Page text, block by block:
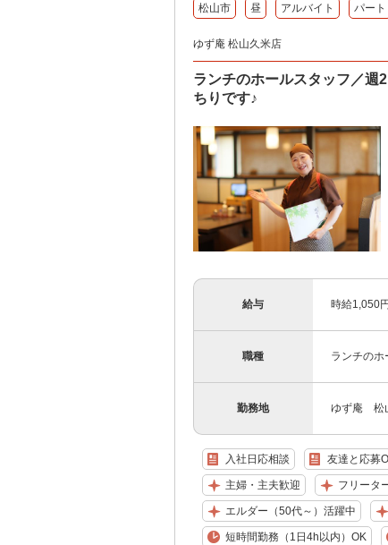
松山市 昼 アルバイト パート
ゆず庵 松山久米店
ランチのホールスタッフ／週
ちりです♪
給与 時給1,050
職種 ランチのホ
勤務地 ゆず庵 松
入社日応相談 友達と応募
主婦・主夫歓迎 フリータ
エルダー（50代～）活躍中
短時間勤務（1日4h以内）OK